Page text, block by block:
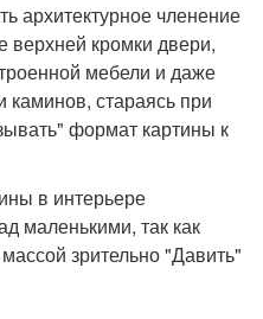
архитектурное членение
верхней кромки двери,
мебели и даже
каминов, стараясь при
формат картины к
в интерьере
маленькими, так как
зрительно "Давить"